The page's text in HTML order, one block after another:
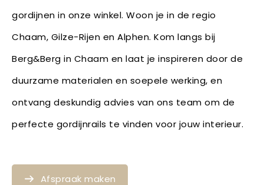
gordijnen in onze winkel. Woon je in de regio
Chaam, Gilze-Rijen en Alphen. Kom langs bij
Berg&Berg in Chaam en laat je inspireren door de
duurzame materialen en soepele werking, en
ontvang deskundig advies van ons team om de
perfecte gordijnrails te vinden voor jouw interieur.
Afspraak maken